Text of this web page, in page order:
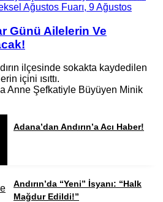
Günü Ailelerin Ve
Anne Şefkatiyle Büyüyen Minik
Adana’dan Andırın’a Acı Haber!
Andırın’da “Yeni” İsyanı: “Halk
Mağdur Edildi!”